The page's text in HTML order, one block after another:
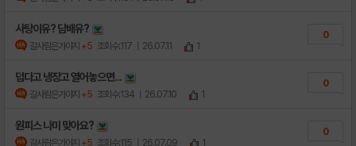
사탕이유? 담배유?
갈사람은가야지 +5 조회수:117 | 26.07.11 1
0
덥다고 냉장고 열어놓으면...
갈사람은가야지 +5 조회수:134 | 26.07.10 1
0
원피스 나미 맞아요?
갈사람은가야지 +5 조회수:115 | 26.07.09 1
0